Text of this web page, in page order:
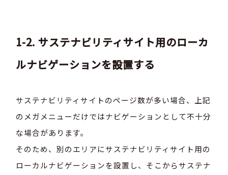
1-2. サステナビリティサイト用のローカ
ルナビゲーションを設置する
サステナビリティサイトのページ数が多い場合、上記
のメガメニューだけではナビゲーションとして不十分
な場合があります。
そのため、別のエリアにサステナビリティサイト用の
ローカルナビゲーションを設置し、そこからサステナ